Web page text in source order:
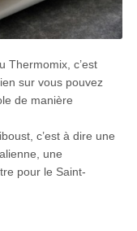
Thermomix, c’est
sur vous pouvez
de manière
c’est à dire une
une
pour le Saint-